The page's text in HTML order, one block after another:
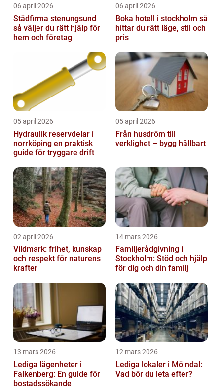
06 april 2026
Städfirma stenungsund
så väljer du rätt hjälp för
hem och företag
06 april 2026
Boka hotell i stockholm så
hittar du rätt läge, stil och
pris
05 april 2026
Hydraulik reservdelar i
norrköping en praktisk
guide för tryggare drift
05 april 2026
Från husdröm till
verklighet – bygg hållbart
02 april 2026
Vildmark: frihet, kunskap
och respekt för naturens
krafter
14 mars 2026
Familjerådgivning i
Stockholm: Stöd och hjälp
för dig och din familj
13 mars 2026
Lediga lägenheter i
Falkenberg: En guide för
bostadssökande
12 mars 2026
Lediga lokaler i Mölndal:
Vad bör du leta efter?